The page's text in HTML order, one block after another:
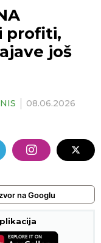
profiti,
još
08.06.2026
na Googlu